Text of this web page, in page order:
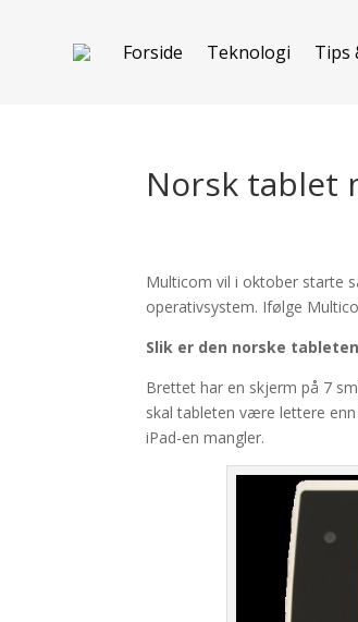
Forside Teknologi Tips
Norsk tablet
Multicom vil i oktober starte
operativsystem. Ifølge
Slik er den norske tableten
Brettet har en skjerm på 7
skal tableten være lettere
iPad-en mangler.